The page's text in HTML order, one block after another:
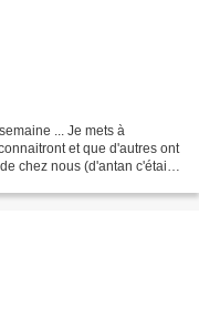
... Je mets à
et que d'autres ont
chez nous (d'antan c'était